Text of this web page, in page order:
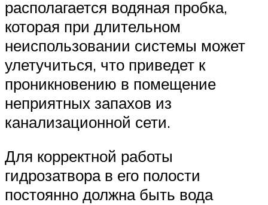
располагается водяная пробка,
которая при длительном
неиспользовании системы может
улетучиться, что приведет к
проникновению в помещение
неприятных запахов из
канализационной сети.
Для корректной работы
гидрозатвора в его полости
постоянно должна быть вода